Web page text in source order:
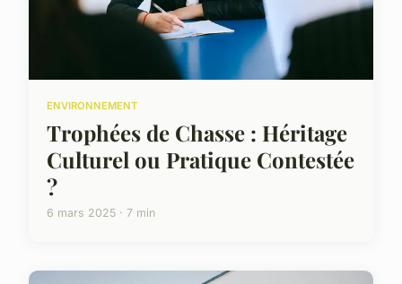
ENVIRONNEMENT
Trophées de Chasse : Héritage
Culturel ou Pratique Contestée
?
6 mars 2025 · 7 min